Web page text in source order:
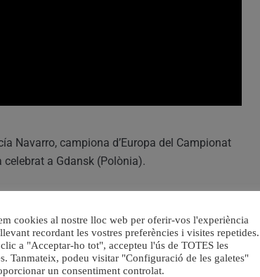
Navarro, campiona d’Europa del Campionat
a Gdansk (Polònia).
al Club de Regates d’Alacant, pels
és campiona d’Espanya en esta
cookies al nostre lloc web per oferir-vos l'experiència
recordant les vostres preferències i visites repetides.
a "Acceptar-ho tot", accepteu l'ús de TOTES les
Tanmateix, podeu visitar "Configuració de les galetes"
un consentiment controlat.